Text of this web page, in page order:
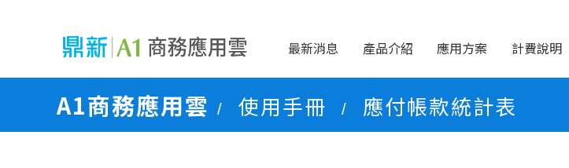
最新消息
產品介紹 應用方案 計費說明
A1商務應用雲 / 使用手冊 / 應付帳款統計表